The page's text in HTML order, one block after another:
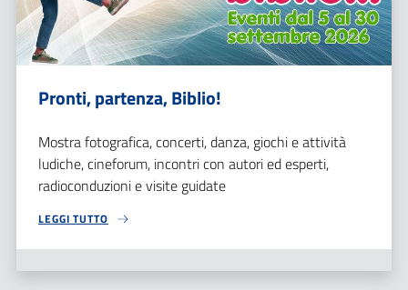
Pronti, partenza, Biblio!
Mostra fotografica, concerti, danza, giochi e attività
ludiche, cineforum, incontri con autori ed esperti,
radioconduzioni e visite guidate
LEGGI TUTTO